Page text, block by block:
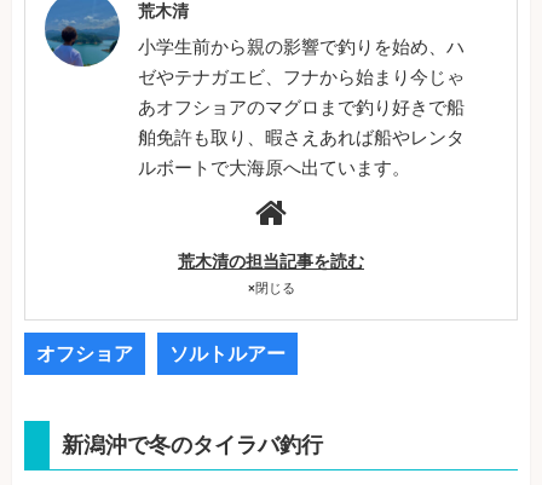
荒木清
小学生前から親の影響で釣りを始め、ハ
ゼやテナガエビ、フナから始まり今じゃ
あオフショアのマグロまで釣り好きで船
舶免許も取り、暇さえあれば船やレンタ
ルボートで大海原へ出ています。
荒木清の担当記事を読む
×閉じる
オフショア ソルトルアー
新潟沖で冬のタイラバ釣行